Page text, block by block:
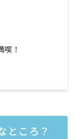
！
ところ？